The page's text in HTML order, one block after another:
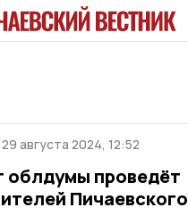
29 августа 2024, 12:52
облдумы проведёт
Пичаевского